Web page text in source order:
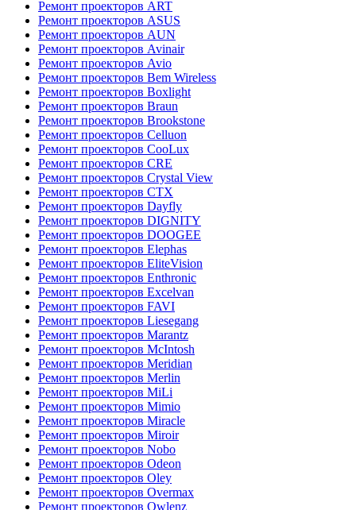
Ремонт проекторов ART
Ремонт проекторов ASUS
Ремонт проекторов AUN
Ремонт проекторов Avinair
Ремонт проекторов Avio
Ремонт проекторов Bem Wireless
Ремонт проекторов Boxlight
Ремонт проекторов Braun
Ремонт проекторов Brookstone
Ремонт проекторов Celluon
Ремонт проекторов CooLux
Ремонт проекторов CRE
Ремонт проекторов Crystal View
Ремонт проекторов CTX
Ремонт проекторов Dayfly
Ремонт проекторов DIGNITY
Ремонт проекторов DOOGEE
Ремонт проекторов Elephas
Ремонт проекторов EliteVision
Ремонт проекторов Enthronic
Ремонт проекторов Excelvan
Ремонт проекторов FAVI
Ремонт проекторов Liesegang
Ремонт проекторов Marantz
Ремонт проекторов McIntosh
Ремонт проекторов Meridian
Ремонт проекторов Merlin
Ремонт проекторов MiLi
Ремонт проекторов Mimio
Ремонт проекторов Miracle
Ремонт проекторов Miroir
Ремонт проекторов Nobo
Ремонт проекторов Odeon
Ремонт проекторов Oley
Ремонт проекторов Overmax
Ремонт проекторов Owlenz